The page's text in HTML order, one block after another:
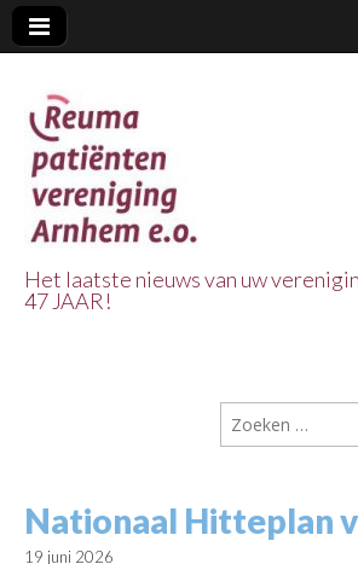
Vereniging
Arnhem e.o.
Het laatste nieuws van uw
47 JAAR!
Zoeken
naar:
Nationaal Hitteplan
19 juni 2026